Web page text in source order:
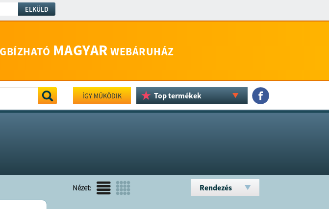
ELKÜLD
MAGYAR WEBÁRUHÁZ
ÍGY MŰKÖDIK Top termékek
Nézet: Rendezés